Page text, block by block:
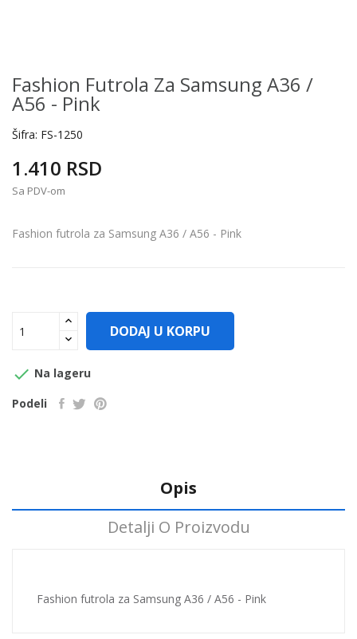
Fashion Futrola Za Samsung A36 /
A56 - Pink
Šifra: FS-1250
1.410 RSD
Sa PDV-om
Fashion futrola za Samsung A36 / A56 - Pink
DODAJ U KORPU
 Na lageru
Podeli
Opis
Detalji O Proizvodu
Fashion futrola za Samsung A36 / A56 - Pink